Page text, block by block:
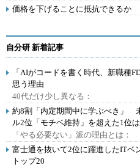
価格を下げることに抵抗できるか
自分研 新着記事
「AIがコードを書く時代、新職種
思う理由
40代だけ少し異なる：
約8割「内定期間中に学ぶべき」
ル2位「モチベ維持」を超えた1位は
「やる必要ない」派の理由とは：
富士通を抜いて2位に躍進したIT
トップ20